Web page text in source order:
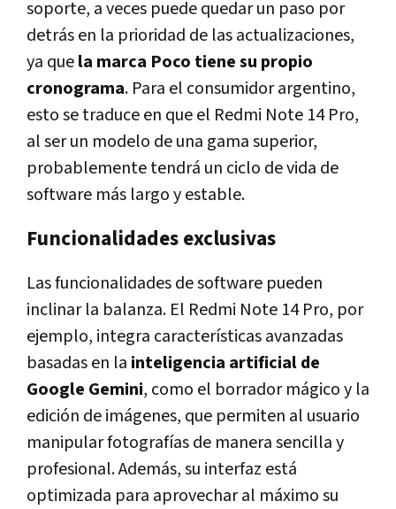
soporte, a veces puede quedar un paso por
detrás en la prioridad de las actualizaciones,
ya quela marca Poco tiene su propio
cronograma. Para el consumidor argentino,
esto se traduce en que el Redmi Note 14 Pro,
al ser un modelo de una gama superior,
probablemente tendrá un ciclo de vida de
software más largo y estable.
Funcionalidades exclusivas
Las funcionalidades de software pueden
inclinar la balanza. El Redmi Note 14 Pro, por
ejemplo, integra características avanzadas
basadas en la inteligencia artificial de
Google Gemini, como el borrador mágico y la
edición de imágenes, que permiten al usuario
manipular fotografías de manera sencilla y
profesional. Además, su interfaz está
optimizada para aprovechar al máximo su